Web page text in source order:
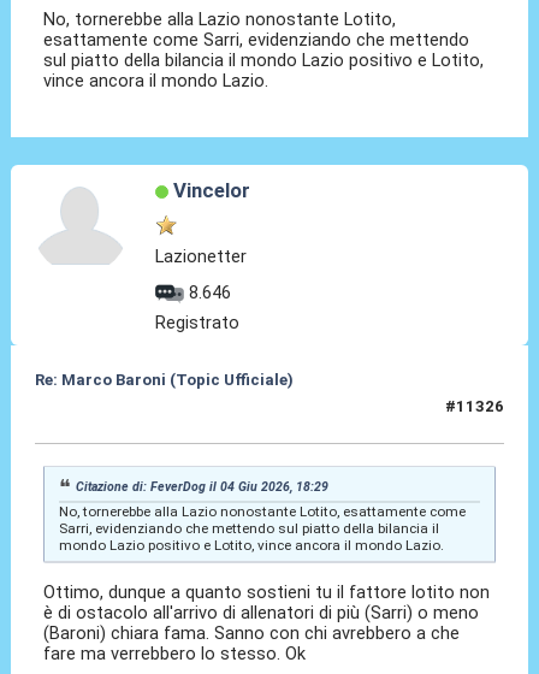
No, tornerebbe alla Lazio nonostante Lotito,
esattamente come Sarri, evidenziando che mettendo
sul piatto della bilancia il mondo Lazio positivo e Lotito,
vince ancora il mondo Lazio.
Vincelor
Lazionetter
8.646
Registrato
Re: Marco Baroni (Topic Ufficiale)
#11326
Citazione di: FeverDog il 04 Giu 2026, 18:29
No, tornerebbe alla Lazio nonostante Lotito, esattamente come
Sarri, evidenziando che mettendo sul piatto della bilancia il
mondo Lazio positivo e Lotito, vince ancora il mondo Lazio.
Ottimo, dunque a quanto sostieni tu il fattore lotito non
è di ostacolo all'arrivo di allenatori di più (Sarri) o meno
(Baroni) chiara fama. Sanno con chi avrebbero a che
fare ma verrebbero lo stesso. Ok